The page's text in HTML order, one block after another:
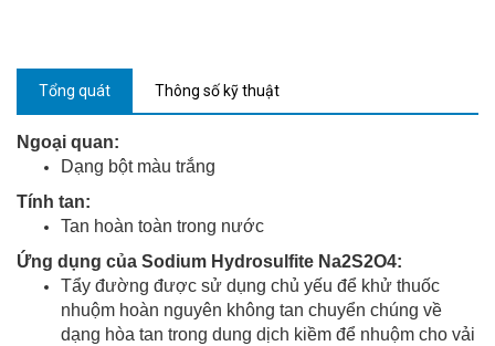
Tổng quát Thông số kỹ thuật
Ngoại quan:
Dạng bột màu trắng
Tính tan:
Tan hoàn toàn trong nước
Ứng dụng của Sodium Hydrosulfite Na2S2O4:
Tẩy đường được sử dụng chủ yếu để khử thuốc
nhuộm hoàn nguyên không tan chuyển chúng về
dạng hòa tan trong dung dịch kiềm để nhuộm cho vải